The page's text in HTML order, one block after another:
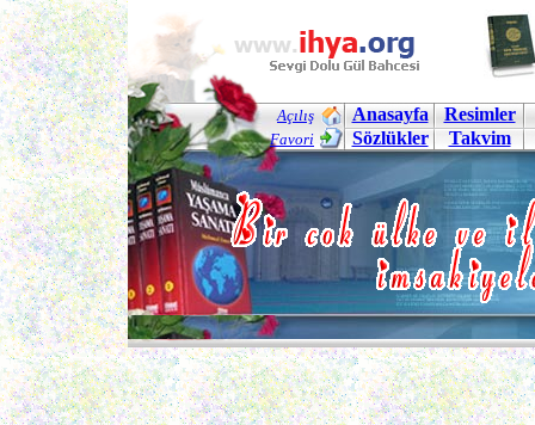
Açılış
Favori
Anasayfa
Resimler
Sözlükler
Takvim